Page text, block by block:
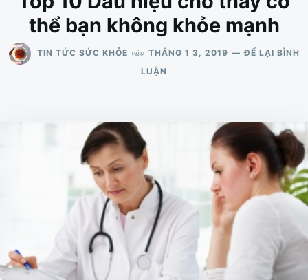
thể bạn không khỏe mạnh
TIN TỨC SỨC KHỎE vào THÁNG 1 3, 2019
ĐỂ LẠI BÌNH
LUẬN
KHÔNG
KHỎE
MẠNH